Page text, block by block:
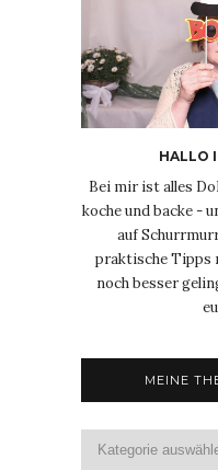
HALLO
Bei mir ist alles
koche und backe -
auf
praktische Tipps
noch besser
MEINE
Themen